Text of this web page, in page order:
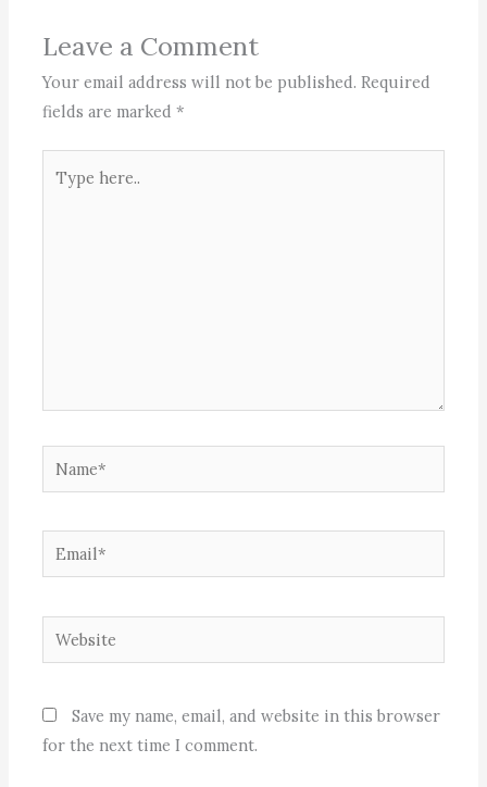
Leave a Comment
Your email address will not be published. Required
fields are marked*
here..
Name*
Email*
Website
Save my name, email, and website in this browser
for the next time I comment.